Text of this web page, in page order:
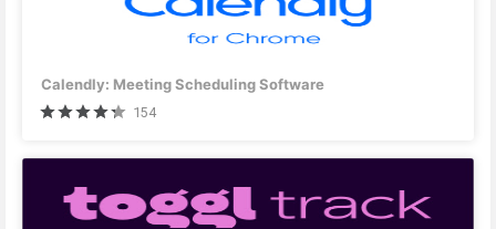
Calendly: Meeting Scheduling Software
154